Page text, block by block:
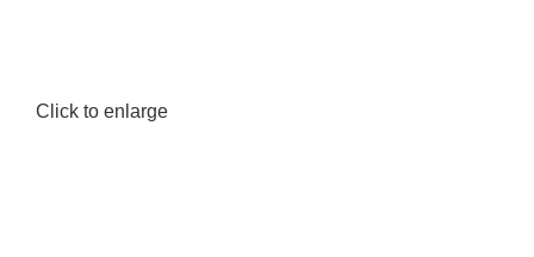
Click to enlarge